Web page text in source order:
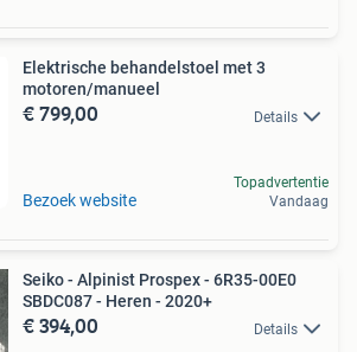
Elektrische behandelstoel met 3
motoren/manueel
€ 799,00 Details
Bezoek website
Topadvertentie
Vandaag
Seiko - Alpinist Prospex - 6R35-00E0
SBDC087 - Heren - 2020+
€ 394,00 Details